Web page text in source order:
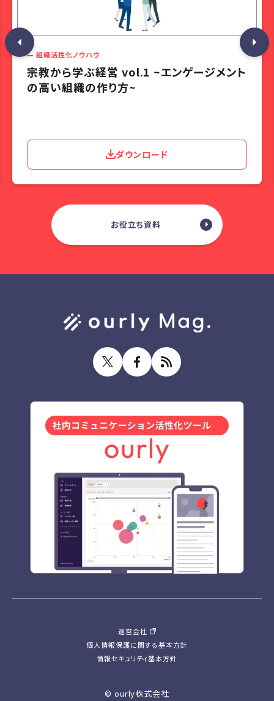
組織活性化ノウハウ
宗教から学ぶ経営 vol.1 ~エンゲージメント
の高い組織の作り方~
ダウンロード
お役立ち資料
運営会社
個人情報保護に関する基本方針
情報セキュリティ基本方針
© ourly株式会社